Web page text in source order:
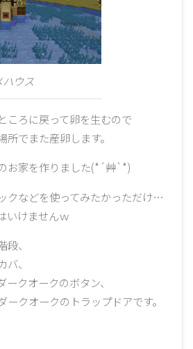
ハウス
ころに戻って卵を生むので
でまた産卵します。
お家を作りました(*´艸`*)
クなどを使ってみたかっただけ…
いけませんｗ
、
、
クオークのボタン、
クオークのトラップドアです。